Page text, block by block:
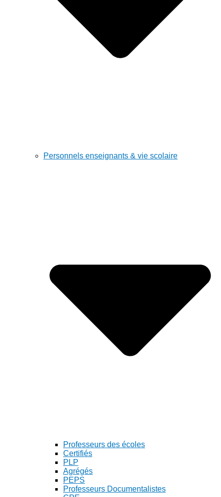
Personnels enseignants & vie scolaire
Professeurs des écoles
Certifiés
PLP
Agrégés
PEPS
Professeurs Documentalistes